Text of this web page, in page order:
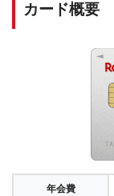
カード概要
年会費